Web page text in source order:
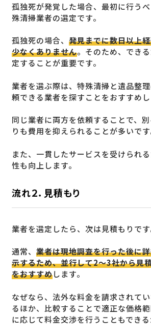
孤独死が発覚した場合、最初に行う
殊清掃業者の選定です。
孤独死の場合、 発見までに数日以上
少なくありません。そのため、でき
定することが重要です。
業者を選ぶ際は、特殊清掃と遺品整
頼できる業者を探すことをおすすめし
同じ業者に両方を依頼することで、
りも費用を抑えられることが多いです
また、一貫したサービスを受けられ
性も向上します。
流れ２．見積もり
業者を選定したら、次は見積もりです
通常、 業者は現地調査を行った後に
示するため、並行して2〜3社から見
をおすすめします。
なぜなら、法外な料金を請求されて
るほか、比較することで適正な価格
に応じて料金交渉を行うこともできる